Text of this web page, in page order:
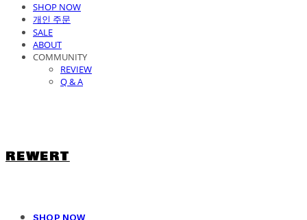
SHOP NOW
개인 주문
SALE
ABOUT
COMMUNITY
REVIEW
Q & A
REWERT